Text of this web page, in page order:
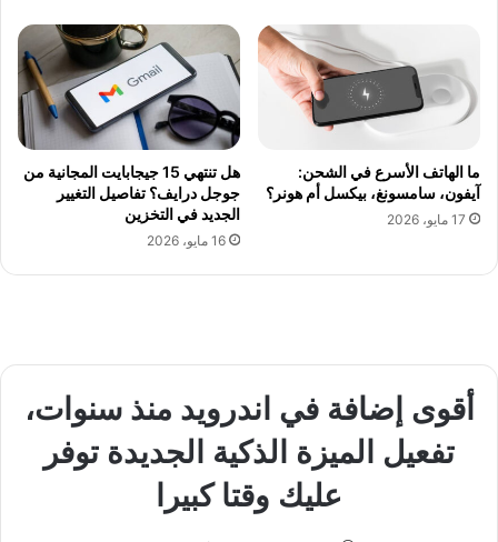
ما الهاتف الأسرع في الشحن:
آيفون، سامسونغ، بيكسل أم هونر؟
17 مايو، 2026
هل تنتهي 15 جيجابايت المجانية من
جوجل درايف؟ تفاصيل التغيير
الجديد في التخزين
16 مايو، 2026